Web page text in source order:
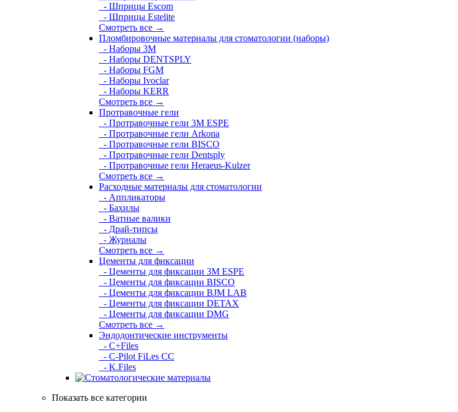
- Шприцы Escom
- Шприцы Estelite
Смотреть все →
Пломбировочные материалы для стоматологии (наборы)
- Наборы 3М
- Наборы DENTSPLY
- Наборы FGM
- Наборы Ivoclar
- Наборы KERR
Смотреть все →
Протравочные гели
- Протравочные гели 3М ESPE
- Протравочные гели Arkona
- Протравочные гели BISCO
- Протравочные гели Dentsply
- Протравочные гели Heraeus-Kulzer
Смотреть все →
Расходные материалы для стоматологии
- Аппликаторы
- Бахилы
- Ватные валики
- Драй-типсы
- Журналы
Смотреть все →
Цементы для фиксации
- Цементы для фиксации 3M ESPE
- Цементы для фиксации BISCO
- Цементы для фиксации BJM LAB
- Цементы для фиксации DETAX
- Цементы для фиксации DMG
Смотреть все →
Эндодонтические инструменты
- C+Files
- C-Pilot FiLes CC
- K.Files
Показать все категории